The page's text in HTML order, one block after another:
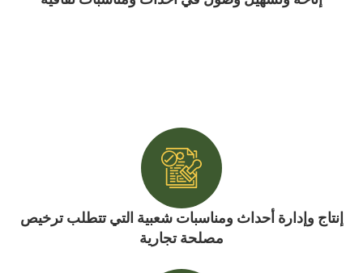
إنتاج وإدارة أحداث ومناسبات شعبية التي تتطلب ترخيص
مصلحة تجارية